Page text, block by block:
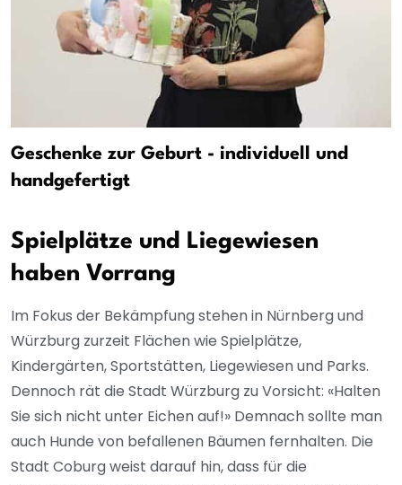
Geschenke zur Geburt - individuell und
handgefertigt
Spielplätze und Liegewiesen
haben Vorrang
Im Fokus der Bekämpfung stehen in Nürnberg und
Würzburg zurzeit Flächen wie Spielplätze,
Kindergärten, Sportstätten, Liegewiesen und Parks.
Dennoch rät die Stadt Würzburg zu Vorsicht: «Halten
Sie sich nicht unter Eichen auf!» Demnach sollte man
auch Hunde von befallenen Bäumen fernhalten. Die
Stadt Coburg weist darauf hin, dass für die